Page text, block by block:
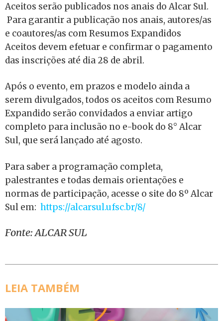
Aceitos serão publicados nos anais do Alcar Sul.
Para garantir a publicação nos anais, autores/as
e coautores/as com Resumos Expandidos
Aceitos devem efetuar e confirmar o pagamento
das inscrições até dia 28 de abril.
Após o evento, em prazos e modelo ainda a
serem divulgados, todos os aceitos com Resumo
Expandido serão convidados a enviar artigo
completo para inclusão no e-book do 8° Alcar
Sul, que será lançado até agosto.
Para saber a programação completa,
palestrantes e todas demais orientações e
normas de participação, acesse o site do 8º Alcar
Sul em: https://alcarsul.ufsc.br/8/
Fonte: ALCAR SUL
LEIA TAMBÉM